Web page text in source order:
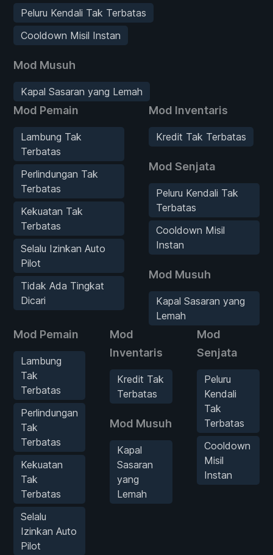
Peluru Kendali Tak Terbatas
Cooldown Misil Instan
Mod Musuh
Kapal Sasaran yang Lemah
Mod Pemain
Lambung Tak
Terbatas
Perlindungan Tak
Terbatas
Kekuatan Tak
Terbatas
Selalu Izinkan Auto
Pilot
Tidak Ada Tingkat
Dicari
Mod Inventaris
Kredit Tak Terbatas
Mod Senjata
Peluru Kendali Tak
Terbatas
Cooldown Misil
Instan
Mod Musuh
Kapal Sasaran yang
Lemah
Mod Pemain
Lambung
Tak
Terbatas
Perlindungan
Tak
Terbatas
Kekuatan
Tak
Terbatas
Selalu
Izinkan Auto
Pilot
Mod
Inventaris
Kredit Tak
Terbatas
Mod Musuh
Kapal
Sasaran
yang
Lemah
Mod
Senjata
Peluru
Kendali
Tak
Terbatas
Cooldown
Misil
Instan